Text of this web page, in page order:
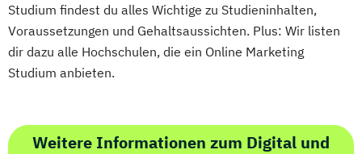
Studium findest du alles Wichtige zu Studieninhalten,
Voraussetzungen und Gehaltsaussichten. Plus: Wir listen
dir dazu alle Hochschulen, die ein Online Marketing
Studium anbieten.
Weitere Informationen zum Digital und